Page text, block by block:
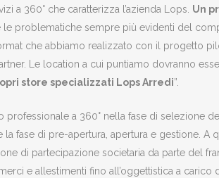
a 360° che caratterizza l’azienda Lops. Un
le problematiche sempre più evidenti del
che abbiamo realizzato con il progetto
Le location a cui puntiamo dovranno
store specializzati Lops Arredi”.
professionale a 360° nella fase di selezione
fase di pre-apertura, apertura e gestione. A
di partecipazione societaria da parte del
e allestimenti fino all’oggettistica a